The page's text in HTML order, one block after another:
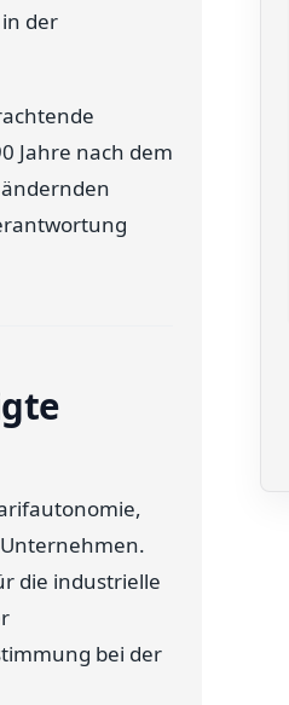
der
Jahre nach dem
die industrielle
bei der